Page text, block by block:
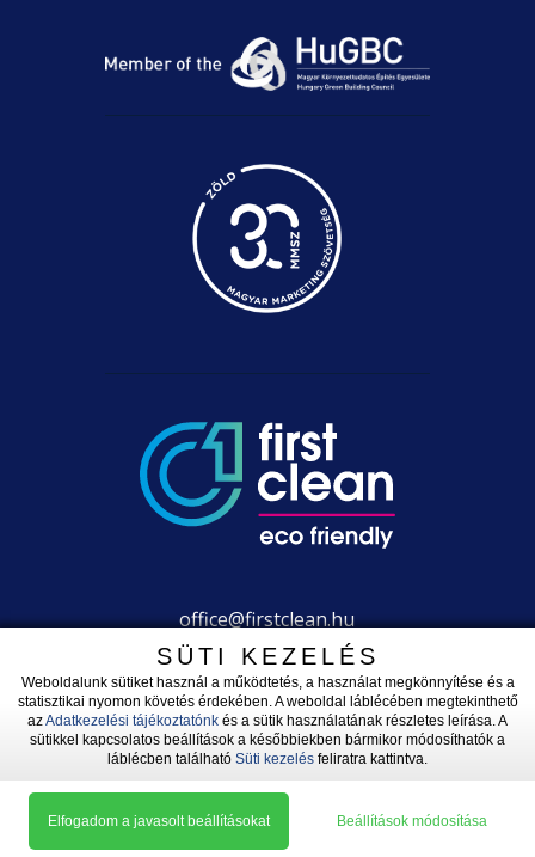
office@firstclean.hu
+36 30 203 2304
Adatkezelési tájékoztató| Impresszum
Készítette: L__IW
SÜTI KEZELÉS
Weboldalunk sütiket használ a működtetés, a használat megkönnyítése és a
statisztikai nyomon követés érdekében. A weboldal láblécében megtekinthető
azAdatkezelési tájékoztatónk és a sütik használatának részletes leírása. A
sütikkel kapcsolatos beállítások a későbbiekben bármikor módosíthatók a
láblécben található Süti kezelés feliratra kattintva.
Elfogadom a javasolt beállításokat Beállítások módosítása